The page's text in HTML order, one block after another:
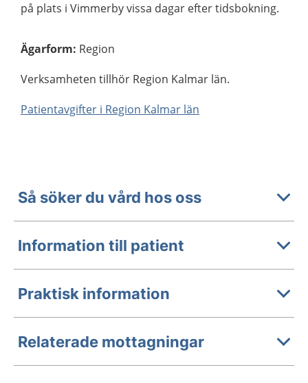
på plats i Vimmerby vissa dagar efter tidsbokning.
Ägarform: Region
Verksamheten tillhör Region Kalmar län.
Patientavgifter i Region Kalmar län
Så söker du vård hos oss
Information till patient
Praktisk information
Relaterade mottagningar